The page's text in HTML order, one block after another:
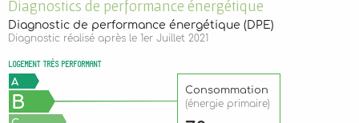
Diagnostics de performance énergétique